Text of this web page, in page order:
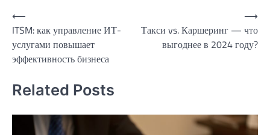
Навигация
по
записям
⟵
ITSM: как управление ИТ-
услугами повышает
эффективность бизнеса
Такси vs. Каршеринг — что
выгоднее в 2024 году?
⟶
Related Posts